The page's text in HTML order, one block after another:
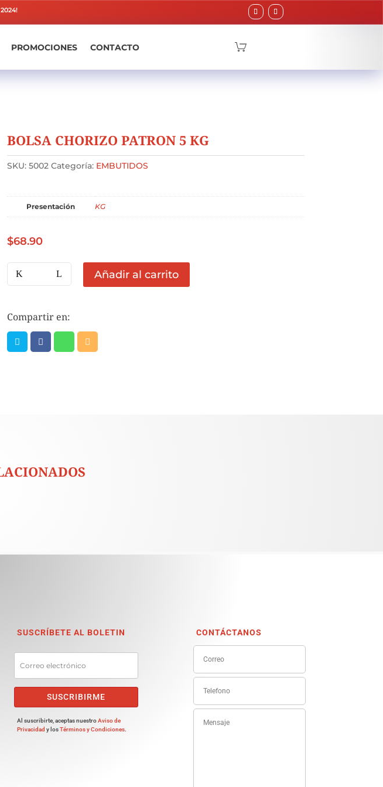
PROMOCIONES CONTACTO
BOLSA CHORIZO PATRON 5 KG
SKU: 5002 Categoría: EMBUTIDOS
Presentación KG
$68.90
BOLSA
CHORIZO
KG
cantidad
Añadir al carrito
Compartir en:
SUSCRÍBETE AL BOLETIN
SUSCRIBIRME
Al suscribirte, aceptas nuestroAviso de
Privacidad y losTérminos y Condiciones.
CONTÁCTANOS